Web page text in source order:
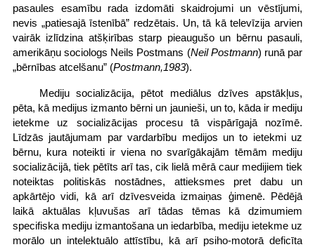
pasaules esamību rada izdomāti skaidrojumi un vēstījumi,
nevis „patiesajā īstenībā” redzētais. Un, tā kā televīzija arvien
vairāk izlīdzina atšķirības starp pieaugušo un bērnu pasauli,
amerikāņu sociologs Neils Postmans (Neil Postmann) runā par
„bērnības atcelšanu” (Postmann,1983).
Mediju socializācija, pētot mediālus dzīves apstākļus,
pēta, kā medijus izmanto bērni un jaunieši, un to, kāda ir mediju
ietekme uz socializācijas procesu tā vispārīgajā nozīmē.
Līdzās jautājumam par vardarbību medijos un to ietekmi uz
bērnu, kura noteikti ir viena no svarīgākajām tēmām mediju
socializācijā, tiek pētīts arī tas, cik lielā mērā caur medijiem tiek
noteiktas politiskās nostādnes, attieksmes pret dabu un
apkārtējo vidi, kā arī dzīvesveida izmaiņas ģimenē. Pēdējā
laikā aktuālas kļuvušas arī tādas tēmas kā dzimumiem
specifiska mediju izmantošana un iedarbība, mediju ietekme uz
morālo un intelektuālo attīstību, kā arī psiho-motorā deficīta